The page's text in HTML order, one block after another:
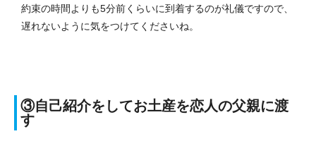
約束の時間よりも5分前くらいに到着するのが礼儀ですので、
遅れないように気をつけてくださいね。
③自己紹介をしてお土産を恋人の父親に渡
す